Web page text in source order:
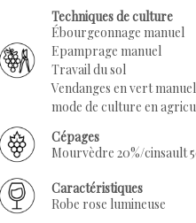
composé des cinq cépages typiques
Pour le Millésime 2025 Nous avons
Techniques de culture
Ébourgeonnage manuel
Epamprage manuel
Travail du sol
Vendanges en vert
mode de culture en
Cépages
Mourvèdre 20%/cinsault
Caractéristiques
Robe rose lumineuse